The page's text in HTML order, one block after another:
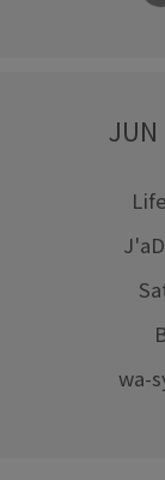
JUN
wa-